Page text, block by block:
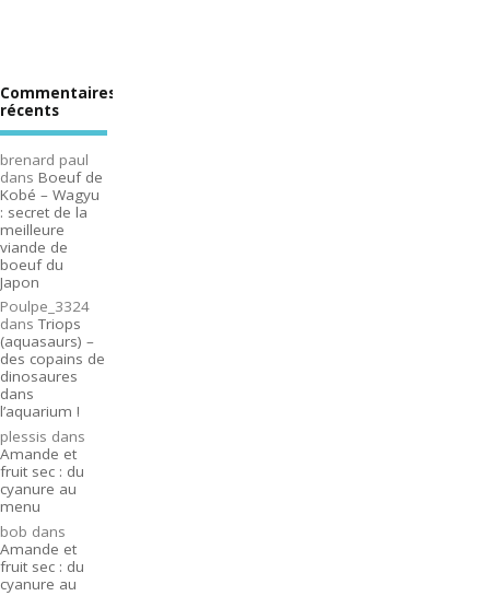
Commentaires
récents
brenard paul
dans Boeuf de
Kobé – Wagyu
: secret de la
meilleure
viande de
boeuf du
Japon
Poulpe_3324
dansTriops
(aquasaurs) –
des copains de
dinosaures
dans
l’aquarium !
plessis dans
Amande et
fruit sec : du
cyanure au
menu
bob dans
Amande et
fruit sec : du
cyanure au